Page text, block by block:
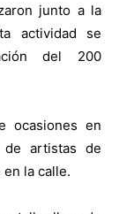
junto a la
actividad se
del 200
ocasiones en
de artistas de
la calle.